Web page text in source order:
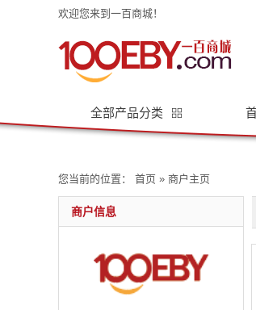
欢迎您来到一百商城！
全部产品分类
您当前的位置： 首页 » 商户主页
商户信息